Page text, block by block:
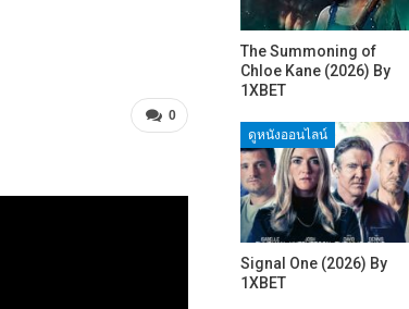
0
The Summoning of
Chloe Kane (2026) By
1XBET
ดูหนังออนไลน์
Signal One (2026) By
1XBET